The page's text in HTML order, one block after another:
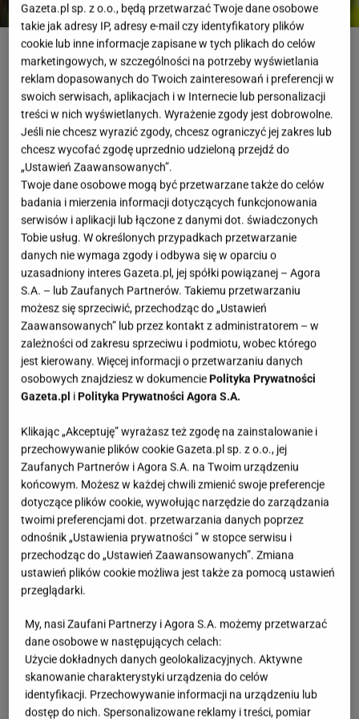
Wirestock Creators / Shutterstock
OTWÓRZ GALERIĘ(3)
Jesteś fanką storczyków, jednak nie masz ręki do
tych kwiatów? Zanim zaczniesz je przeklinać i
kompletnie stracisz do nich zapał, to koniecznie
wypróbuj poniższy sposób, który kosztuje tyle co nic,
a w ostatnim czasie podbił Internet. Wiele osób
zarzeka się, że dzięki temu niepozornemu trikowi ich
wybredne storczyki kwitną przez cały rok!
Gazeta.pl sp. z o.o., będą przetwarzać Twoje dane osobowe
takie jak adresy IP, adresy e-mail czy identyfikatory plików
cookie lub inne informacje zapisane w tych plikach do celów
marketingowych, w szczególności na potrzeby wyświetlania
reklam dopasowanych do Twoich zainteresowań i preferencji w
swoich serwisach, aplikacjach i w Internecie lub personalizacji
treści w nich wyświetlanych. Wyrażenie zgody jest dobrowolne.
Jeśli nie chcesz wyrazić zgody, chcesz ograniczyć jej zakres lub
chcesz wycofać zgodę uprzednio udzieloną przejdź do
„Ustawień Zaawansowanych”.
Twoje dane osobowe mogą być przetwarzane także do celów
badania i mierzenia informacji dotyczących funkcjonowania
serwisów i aplikacji lub łączone z danymi dot. świadczonych
Tobie usług. W określonych przypadkach przetwarzanie
danych nie wymaga zgody i odbywa się w oparciu o
uzasadniony interes Gazeta.pl, jej spółki powiązanej – Agora
S.A. – lub Zaufanych Partnerów. Takiemu przetwarzaniu
możesz się sprzeciwić, przechodząc do „Ustawień
Zaawansowanych” lub przez kontakt z administratorem – w
zależności od zakresu sprzeciwu i podmiotu, wobec którego
jest kierowany. Więcej informacji o przetwarzaniu danych
osobowych znajdziesz w dokumenciePolityka Prywatności
Gazeta.pl iPolityka Prywatności Agora S.A.
Klikając „Akceptuję” wyrażasz też zgodę na zainstalowanie i
przechowywanie plików cookie Gazeta.pl sp. z o.o., jej
Zaufanych Partnerów i Agora S.A. na Twoim urządzeniu
końcowym. Możesz w każdej chwili zmienić swoje preferencje
dotyczące plików cookie, wywołując narzędzie do zarządzania
twoimi preferencjami dot. przetwarzania danych poprzez
odnośnik „Ustawienia prywatności ” w stopce serwisu i
przechodząc do „Ustawień Zaawansowanych”. Zmiana
ustawień plików cookie możliwa jest także za pomocą ustawień
przeglądarki.
My, nasi Zaufani Partnerzy i Agora S.A. możemy przetwarzać
dane osobowe w następujących celach:
Użycie dokładnych danych geolokalizacyjnych. Aktywne
skanowanie charakterystyki urządzenia do celów
identyfikacji. Przechowywanie informacji na urządzeniu lub
dostęp do nich. Spersonalizowane reklamy i treści, pomiar